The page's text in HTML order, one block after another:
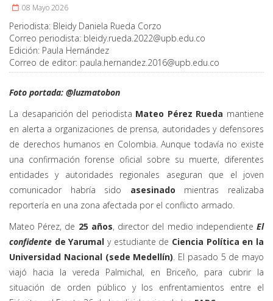
08 Mayo 2026
Periodista: Bleidy Daniela Rueda Corzo
Correo periodista: bleidy.rueda.2022@upb.edu.co
Edición: Paula Hernández
Correo de editor: paula.hernandez.2016@upb.edu.co
Foto portada: @luzmatobon
La desaparición del periodista Mateo Pérez Rueda mantiene
en alerta a organizaciones de prensa, autoridades y defensores
de derechos humanos en Colombia. Aunque todavía no existe
una confirmación forense oficial sobre su muerte, diferentes
entidades y autoridades regionales aseguran que el joven
comunicador habría sido asesinado mientras realizaba
reportería en una zona afectada por el conflicto armado.
Mateo Pérez, de 25 años, director del medio independienteEl
confidente de Yarumal y estudiante de Ciencia Política en la
Universidad Nacional (sede Medellín). El pasado 5 de mayo
viajó hacia la vereda Palmichal, en Briceño, para cubrir la
situación de orden público y los enfrentamientos entre el